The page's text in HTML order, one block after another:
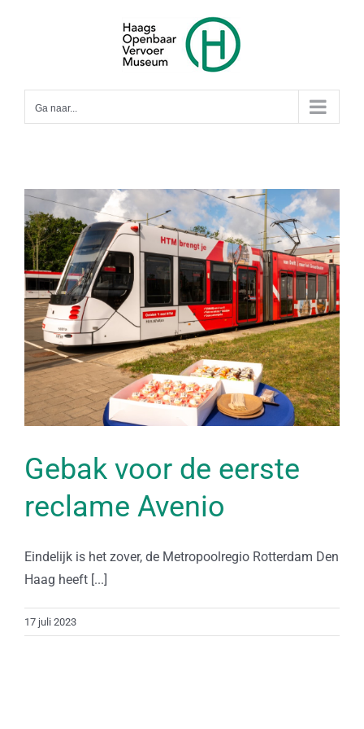
Ga naar...
Gebak voor de eerste
reclame Avenio
Eindelijk is het zover, de Metropoolregio Rotterdam Den
Haag heeft [...]
17 juli 2023